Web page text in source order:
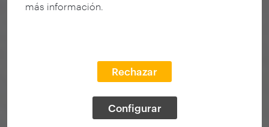
más información.
Rechazar
Configurar